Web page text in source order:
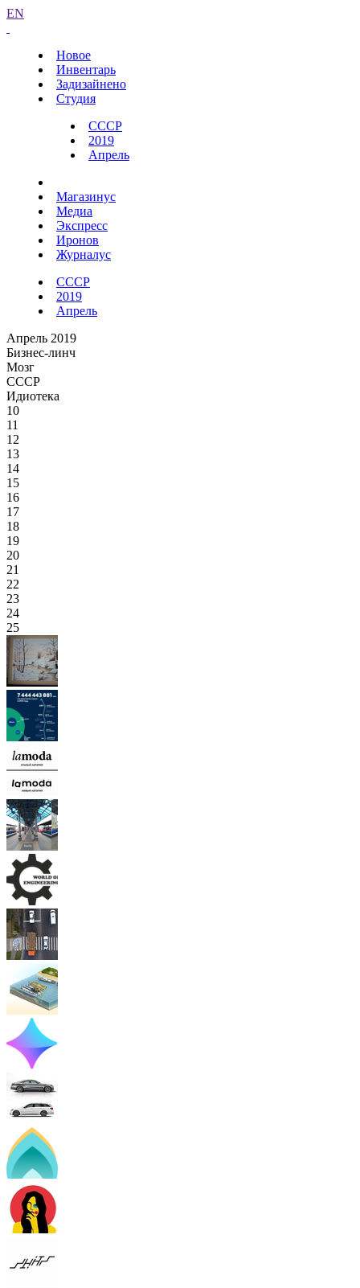
EN
Новое
Инвентарь
Задизайнено
Студия
СССР
2019
Апрель
Магазинус
Медиа
Экспресс
Иронов
Журналус
СССР
2019
Апрель
Апрель 2019
Бизнес-линч
Мозг
СССР
Идиотека
10
11
12
13
14
15
16
17
18
19
20
21
22
23
24
25